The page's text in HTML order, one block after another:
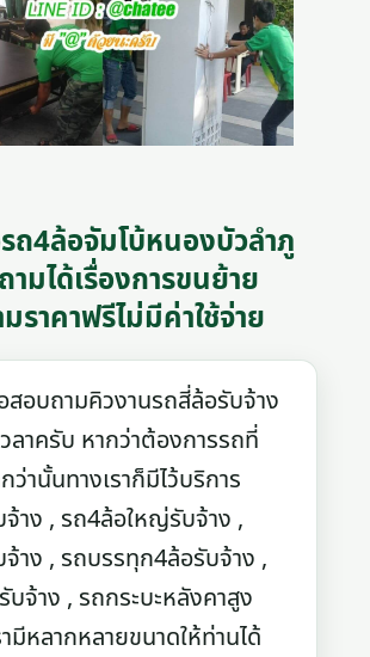
ถ4ล้อจัมโบ้หนองบัวลำภู
ามได้เรื่องการขนย้าย
ราคาฟรีไม่มีค่าใช้จ่าย
บถามคิวงานรถสี่ล้อรับจ้าง
ลาครับ หากว่าต้องการรถที่
ว่านั้นทางเราก็มีไว้บริการ
าง , รถ4ล้อใหญ่รับจ้าง ,
าง , รถบรรทุก4ล้อรับจ้าง ,
บจ้าง , รถกระบะหลังคาสูง
มีหลากหลายขนาดให้ท่านได้